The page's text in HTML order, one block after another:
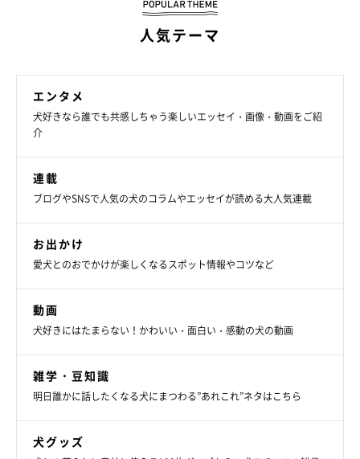
人気テーマ
エンタメ
犬好きなら誰でも共感しちゃう楽しいエッセイ・画像・動画をご紹
介
連載
ブログやSNSで人気の犬のコラムやエッセイが読める大人気連載
お出かけ
愛犬とのおでかけが楽しくなるスポット情報やコツなど
動画
犬好きにはたまらない！かわいい・面白い・感動の犬の動画
雑学・豆知識
明日誰かに話したくなる犬にまつわる”あれこれ”ネタはこちら
犬グッズ